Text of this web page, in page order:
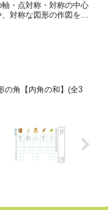
・点対称・対称の中心
対称な図形の作図をし
の角【内角の和】(全3